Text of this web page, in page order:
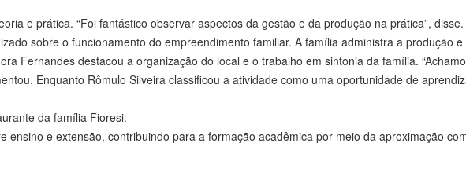
e prática. “Foi fantástico observar aspectos da gestão e da produção na prática”, disse.
sobre o funcionamento do empreendimento familiar. A família administra a produção
Fernandes destacou a organização do local e o trabalho em sintonia da família.
Enquanto Rômulo Silveira classificou a atividade como uma oportunidade de
da família Fioresi.
ensino e extensão, contribuindo para a formação acadêmica por meio da aproximação